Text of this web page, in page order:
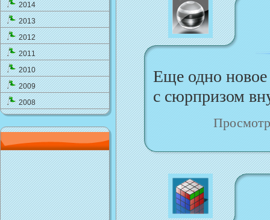
2014
2013
2012
2011
2010
2009
2008
Еще одно
с сюрпризом